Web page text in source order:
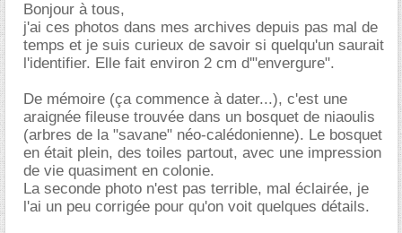
Bonjour à tous,
j'ai ces photos dans mes archives depuis pas mal de
temps et je suis curieux de savoir si quelqu'un saurait
l'identifier. Elle fait environ 2 cm d'"envergure".
De mémoire (ça commence à dater...), c'est une
araignée fileuse trouvée dans un bosquet de niaoulis
(arbres de la "savane" néo-calédonienne). Le bosquet
en était plein, des toiles partout, avec une impression
de vie quasiment en colonie.
La seconde photo n'est pas terrible, mal éclairée, je
l'ai un peu corrigée pour qu'on voit quelques détails.